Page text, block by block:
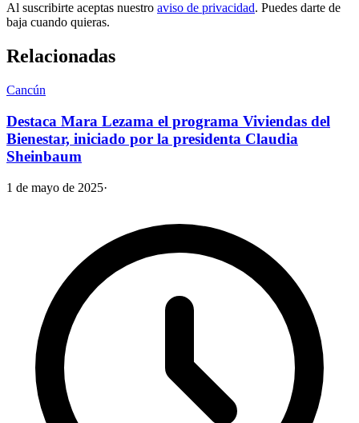
Al suscribirte aceptas nuestro aviso de privacidad. Puedes darte de
baja cuando quieras.
Relacionadas
Cancún
Destaca Mara Lezama el programa Viviendas del
Bienestar, iniciado por la presidenta Claudia
Sheinbaum
1 de mayo de 2025·